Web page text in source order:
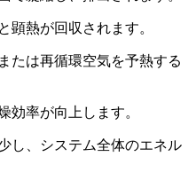
顕熱が回収されます。
たは再循環空気を予熱する
効率が向上します。
し、システム全体のエネル